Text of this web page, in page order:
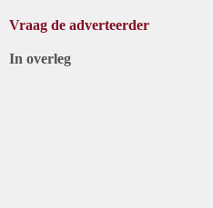
Vraag de adverteerder
In overleg